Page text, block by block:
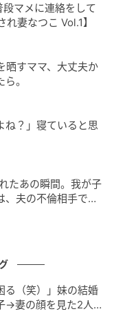
父母同室の新婚
非常識な人だと
私は夫や義両親
旅館を去りまし
持ち合わせてい
金をかき集めて
家な夫は、私の
綻し、会社を辞
です。
！ これまで仕事
マメに連絡をして
妻なつこ Vol.1】
すママ、大丈夫か
。
？」寝ていると思
たあの瞬間。我が子
、夫の不倫相手でし
る（笑）」妹の結婚
→妻の顔を見た2人が